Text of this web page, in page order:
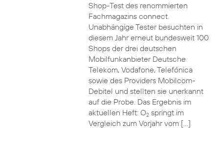
Shop-Test des renommierten
Fachmagazins connect.
Unabhängige Tester besuchten in
diesem Jahr erneut bundesweit 100
Shops der drei deutschen
Mobilfunkanbieter Deutsche
Telekom, Vodafone, Telefónica
sowie des Providers Mobilcom-
Debitel und stellten sie unerkannt
auf die Probe. Das Ergebnis im
aktuellen Heft: O2springt im
Vergleich zum Vorjahr vom […]